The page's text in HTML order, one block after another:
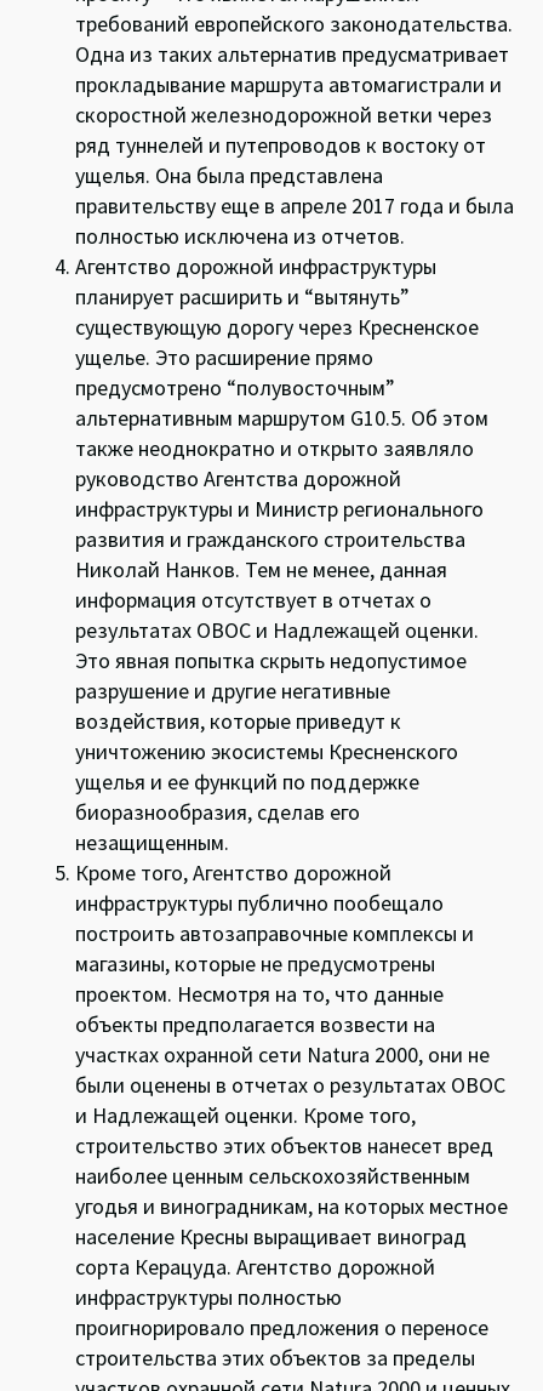
требований европейского законодательства.
Одна из таких альтернатив предусматривает
прокладывание маршрута автомагистрали и
скоростной железнодорожной ветки через
ряд туннелей и путепроводов к востоку от
ущелья. Она была представлена
правительству еще в апреле 2017 года и была
полностью исключена из отчетов.
Агентство дорожной инфраструктуры
планирует расширить и “вытянуть”
существующую дорогу через Кресненское
ущелье. Это расширение прямо
предусмотрено “полувосточным”
альтернативным маршрутом G10.5. Об этом
также неоднократно и открыто заявляло
руководство Агентства дорожной
инфраструктуры и Министр регионального
развития и гражданского строительства
Николай Нанков. Тем не менее, данная
информация отсутствует в отчетах о
результатах ОВОС и Надлежащей оценки.
Это явная попытка скрыть недопустимое
разрушение и другие негативные
воздействия, которые приведут к
уничтожению экосистемы Кресненского
ущелья и ее функций по поддержке
биоразнообразия, сделав его
незащищенным.
Кроме того, Агентство дорожной
инфраструктуры публично пообещало
построить автозаправочные комплексы и
магазины, которые не предусмотрены
проектом. Несмотря на то, что данные
объекты предполагается возвести на
участках охранной сети Natura 2000, они не
были оценены в отчетах о результатах ОВОС
и Надлежащей оценки. Кроме того,
строительство этих объектов нанесет вред
наиболее ценным сельскохозяйственным
угодья и виноградникам, на которых местное
население Кресны выращивает виноград
сорта Керацуда. Агентство дорожной
инфраструктуры полностью
проигнорировало предложения о переносе
строительства этих объектов за пределы